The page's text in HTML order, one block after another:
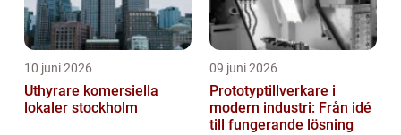
10 juni 2026
Uthyrare komersiella
lokaler stockholm
09 juni 2026
Prototyptillverkare i
modern industri: Från idé
till fungerande lösning